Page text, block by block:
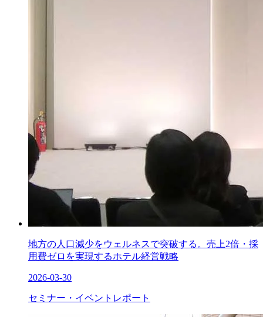
地方の人口減少をウェルネスで突破する。売上2倍・採
用費ゼロを実現するホテル経営戦略
2026-03-30
セミナー・イベントレポート